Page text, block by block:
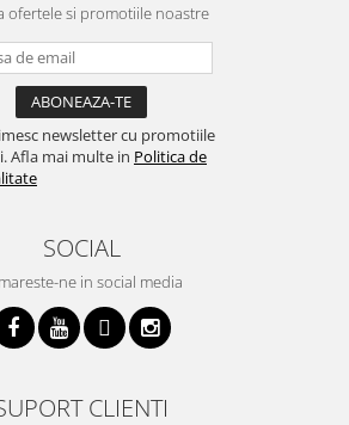
ofertele si promotiile noastre
newsletter cu promotiile
Afla mai multe in Politica de
SOCIAL
ne in social media
CLIENTI